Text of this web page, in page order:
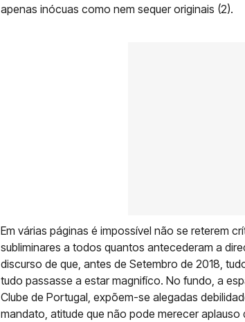
apenas inócuas como nem sequer originais (2).
Em várias páginas é impossível não se reterem
subliminares a todos quantos antecederam a
discurso de que, antes de Setembro de 2018,
tudo passasse a estar magnifíco. No fundo, a
Clube de Portugal, expõem-se alegadas
mandato, atitude que não pode merecer